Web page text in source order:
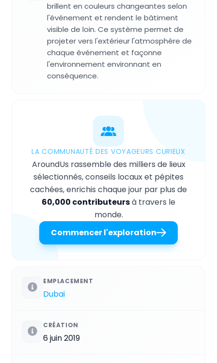
brillent en couleurs changeantes selon
l'événement et rendent le bâtiment
visible de loin. Ce système permet de
projeter vers l'extérieur l'atmosphère de
chaque événement et façonne
l'environnement environnant en
conséquence.
LA COMMUNAUTÉ DES VOYAGEURS CURIEUX
AroundUs rassemble des milliers de lieux
sélectionnés, conseils locaux et pépites
cachées, enrichis chaque jour par plus de
60,000 contributeursà travers le
monde.
Commencer l'exploration
EMPLACEMENT
Dubai
CRÉATION
6 juin 2019